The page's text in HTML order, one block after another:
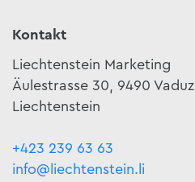
Kontakt
Liechtenstein Marketing
Äulestrasse 30, 9490 Vaduz
Liechtenstein
+423 239 63 63
info@liechtenstein.li